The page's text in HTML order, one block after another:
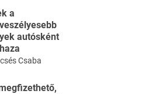
a
autósként
Csaba